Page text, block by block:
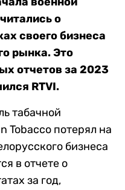
о
своего бизнеса
рынка. Это
отчетов за 2023
RTVI.
табачной
Tobacco потерял на
бизнеса
в отчете о
за год,